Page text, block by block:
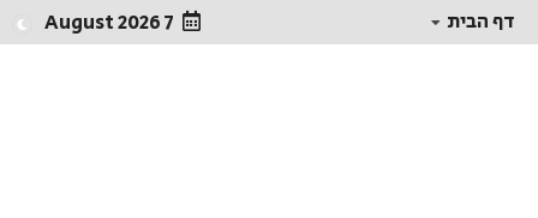
דף הבית 7 August 2026